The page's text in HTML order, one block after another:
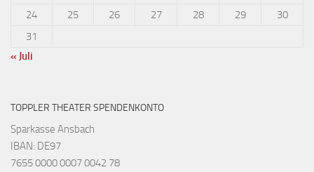
24
25 26 27 28 29
30
31
« Juli
TOPPLER THEATER SPENDENKONTO
Sparkasse Ansbach
IBAN: DE97
7655 0000 0007 0042 78